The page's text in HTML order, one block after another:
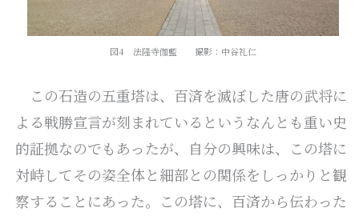
図4 法隆寺伽藍 撮影：中谷礼仁
この石造の五重塔は、百済を滅ぼした唐の武将に
よる戦勝宣言が刻まれているというなんとも重い史
的証拠なのでもあったが、自分の興味は、この塔に
対峙してその姿全体と細部との関係をしっかりと観
察することにあった。この塔に、百済から伝わった